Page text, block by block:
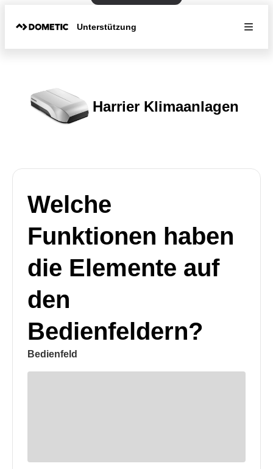
Unterstützung
Harrier Klimaanlagen
Welche
Funktionen haben
die Elemente auf
den
Bedienfeldern?
Bedienfeld